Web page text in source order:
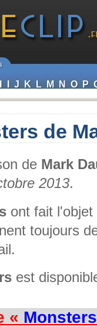
I J K L M N O P
de
de Mark
2013.
ont fait
toujours
est
« Monsters